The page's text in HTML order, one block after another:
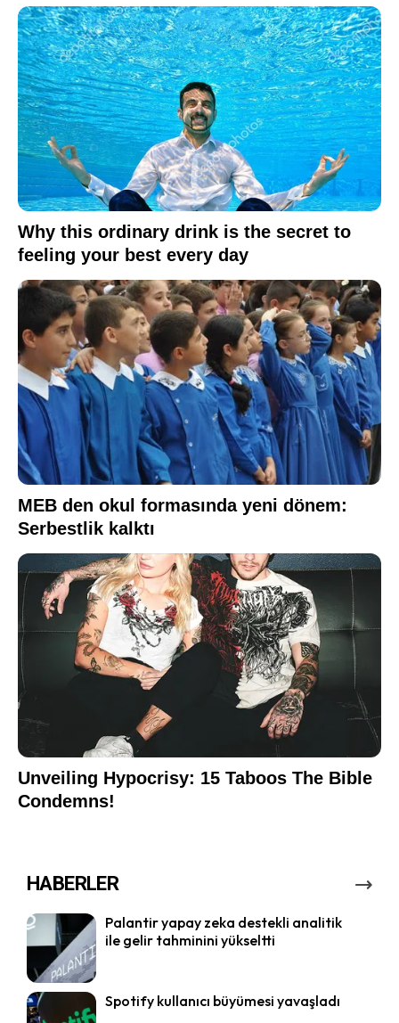
HABERLER
Palantir yapay zeka destekli analitik
ile gelir tahminini yükseltti
Spotify kullanıcı büyümesi yavaşladı